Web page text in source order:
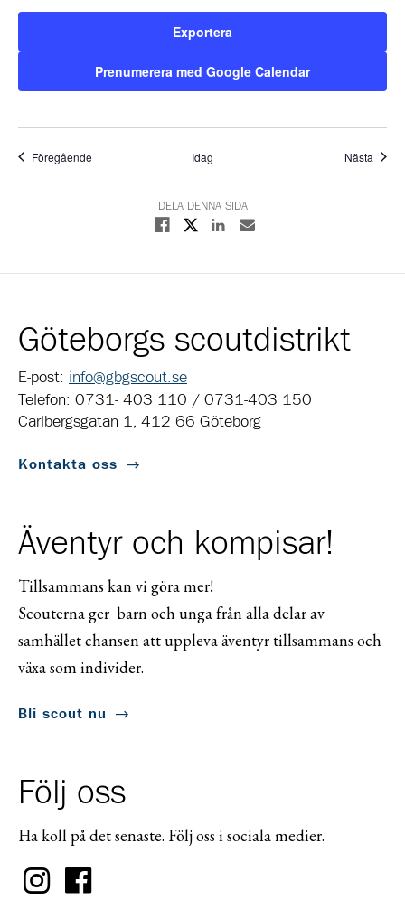
Exportera
Prenumerera med Google Calendar
Föregående Idag Nästa
DELA DENNA SIDA
Dela på Facebook
Dela på XDela på Linkedin
Dela med E-post
Göteborgs scoutdistrikt
E-post: info@gbgscout.se
Telefon: 0731- 403 110 / 0731-403 150
Carlbergsgatan 1, 412 66 Göteborg
Kontakta oss
Äventyr och kompisar!
Tillsammans kan vi göra mer!
Scouterna ger barn och unga från alla delar av
samhället chansen att uppleva äventyr tillsammans och
växa som individer.
Bli scout nu
Följ oss
Ha koll på det senaste. Följ oss i sociala medier.